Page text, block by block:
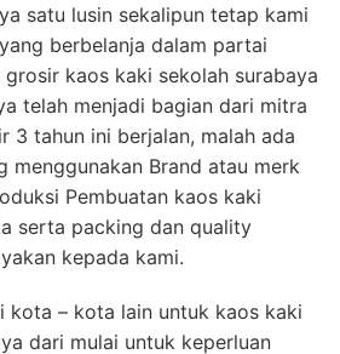
satu lusin sekalipun tetap kami
berbelanja dalam partai
kaos kaki sekolah surabaya
telah menjadi bagian dari mitra
3 tahun ini berjalan, malah ada
menggunakan Brand atau merk
Pembuatan kaos kaki
serta packing dan quality
kepada kami.
kota – kota lain untuk kaos kaki
dari mulai untuk keperluan